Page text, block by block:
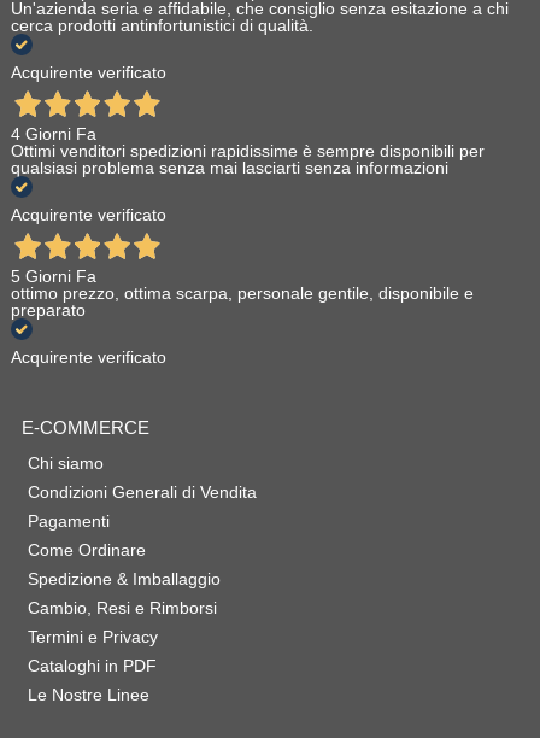
Un'azienda seria e affidabile, che consiglio senza esitazione a chi
cerca prodotti antinfortunistici di qualità.
Acquirente verificato
4 Giorni Fa
Ottimi venditori spedizioni rapidissime è sempre disponibili per
qualsiasi problema senza mai lasciarti senza informazioni
Acquirente verificato
5 Giorni Fa
ottimo prezzo, ottima scarpa, personale gentile, disponibile e
preparato
Acquirente verificato
E-COMMERCE
Chi siamo
Condizioni Generali di Vendita
Pagamenti
Come Ordinare
Spedizione & Imballaggio
Cambio, Resi e Rimborsi
Termini e Privacy
Cataloghi in PDF
Le Nostre Linee